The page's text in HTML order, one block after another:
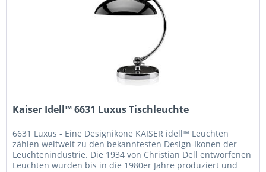
Kaiser Idell™ 6631 Luxus Tischleuchte
6631 Luxus - Eine Designikone KAISER idell™ Leuchten
zählen weltweit zu den bekanntesten Design-Ikonen der
Leuchtenindustrie. Die 1934 von Christian Dell entworfenen
Leuchten wurden bis in die 1980er Jahre produziert und